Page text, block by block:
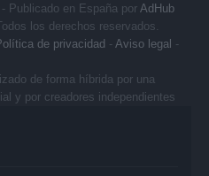
Publicado en España por AdHub
los derechos reservados.
de privacidad - Aviso legal -
de forma híbrida por una
y por creadores independientes